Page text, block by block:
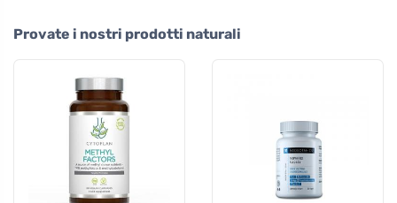
Provate i nostri prodotti naturali